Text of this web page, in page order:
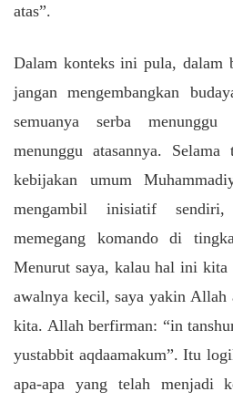
atas”.
Dalam konteks ini pula, dalam
jangan mengembangkan
semuanya serba
menunggu atasannya.
kebijakan umum
mengambil inisiatif
memegang komando di
Menurut saya, kalau hal ini kita
awalnya kecil, saya yakin Allah
kita. Allah berfirman: “in
yustabbit aqdaamakum”. Itu
apa-apa yang telah menjadi